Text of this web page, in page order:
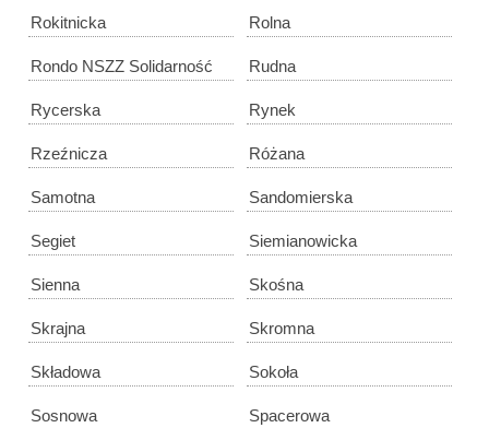
Rokitnicka Rolna
Rondo NSZZ Solidarność Rudna
Rycerska Rynek
Rzeźnicza Różana
Samotna Sandomierska
Segiet Siemianowicka
Sienna Skośna
Skrajna Skromna
Składowa Sokoła
Sosnowa Spacerowa